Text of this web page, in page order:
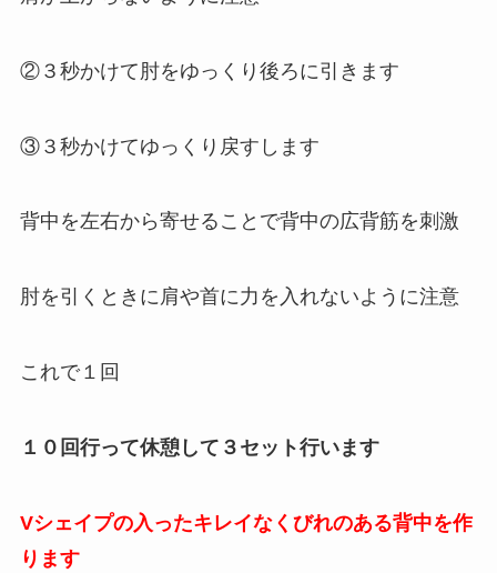
②３秒かけて肘をゆっくり後ろに引きます
③３秒かけてゆっくり戻すします
背中を左右から寄せることで背中の広背筋を刺激
肘を引くときに肩や首に力を入れないように注意
これで１回
１０回行って休憩して３セット行います
Vシェイプの入ったキレイなくびれのある背中を作
ります